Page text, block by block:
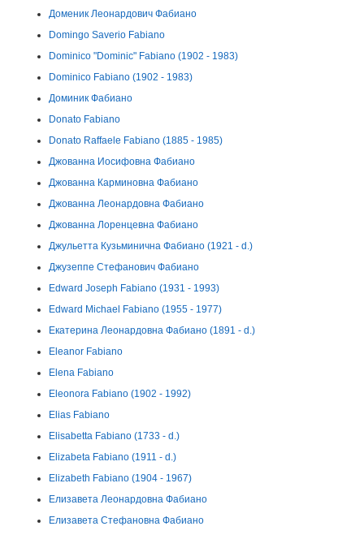
Доменик Леонардович Фабиано
Domingo Saverio Fabiano
Dominico "Dominic" Fabiano (1902 - 1983)
Dominico Fabiano (1902 - 1983)
Доминик Фабиано
Donato Fabiano
Donato Raffaele Fabiano (1885 - 1985)
Джованна Иосифовна Фабиано
Джованна Карминовна Фабиано
Джованна Леонардовна Фабиано
Джованна Лоренцевна Фабиано
Джульетта Кузьминична Фабиано (1921 - d.)
Джузеппе Стефанович Фабиано
Edward Joseph Fabiano (1931 - 1993)
Edward Michael Fabiano (1955 - 1977)
Екатерина Леонардовна Фабиано (1891 - d.)
Eleanor Fabiano
Elena Fabiano
Eleonora Fabiano (1902 - 1992)
Elias Fabiano
Elisabetta Fabiano (1733 - d.)
Elizabeta Fabiano (1911 - d.)
Elizabeth Fabiano (1904 - 1967)
Елизавета Леонардовна Фабиано
Елизавета Стефановна Фабиано